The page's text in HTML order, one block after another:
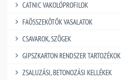
CATNIC VAKOLÓPROFILOK
FAÖSSZEKÖTŐK VASALATOK
CSAVAROK, SZÖGEK
GIPSZKARTON RENDSZER TARTOZÉKOK
ZSALUZÁSI, BETONOZÁSI KELLÉKEK